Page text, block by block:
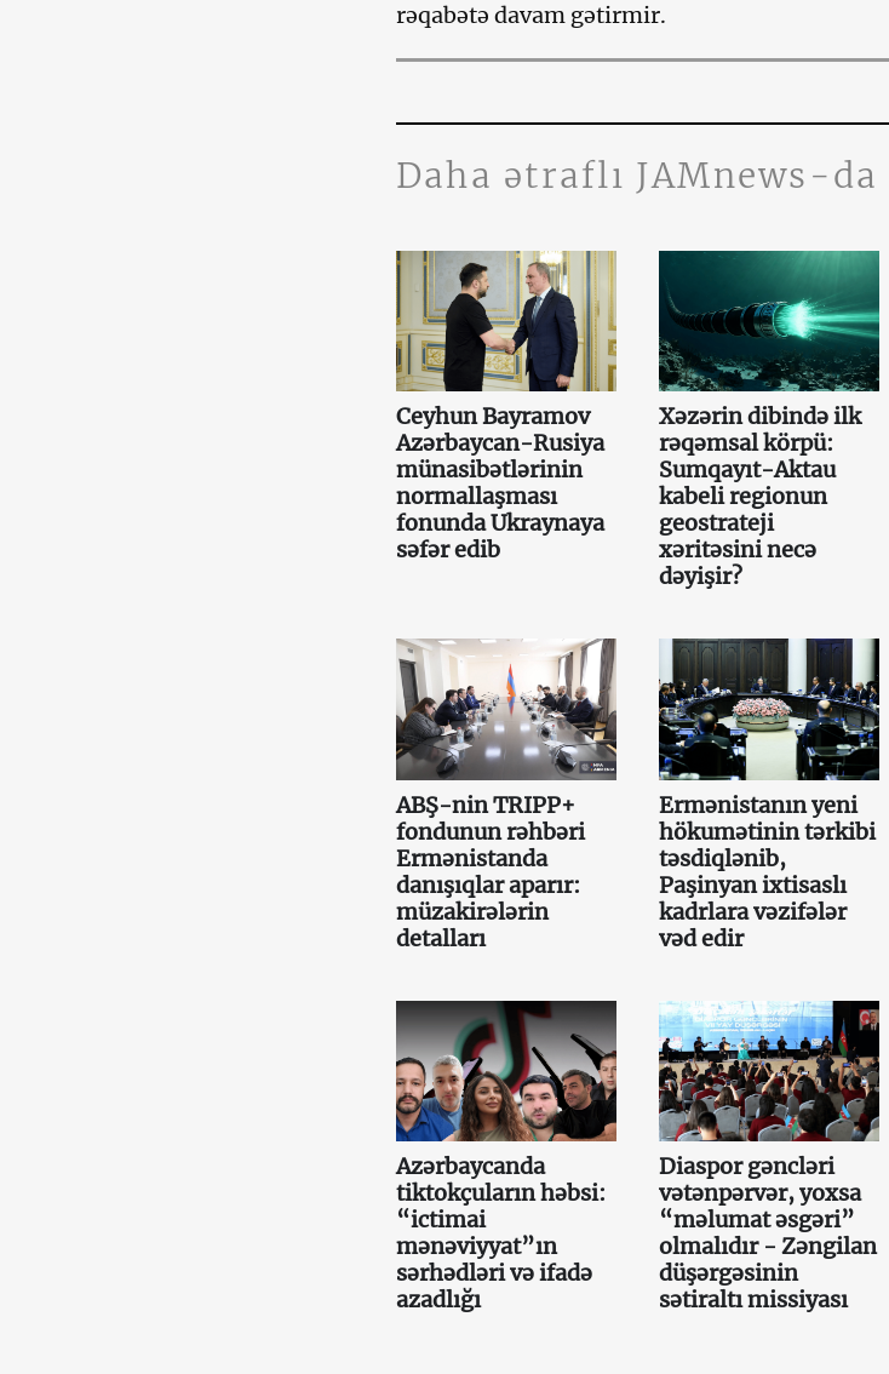
rəqabətə davam gətirmir.
Daha ətraflı JAMnews-da
Ceyhun Bayramov
Azərbaycan-Rusiya
münasibətlərinin
normallaşması
fonunda Ukraynaya
səfər edib
Xəzərin dibində ilk
rəqəmsal körpü:
Sumqayıt-Aktau
kabeli regionun
geostrateji
xəritəsini necə
dəyişir?
ABŞ-nin TRIPP+
fondunun rəhbəri
Ermənistanda
danışıqlar aparır:
müzakirələrin
detalları
Ermənistanın yeni
hökumətinin tərkibi
təsdiqlənib,
Paşinyan ixtisaslı
kadrlara vəzifələr
vəd edir
Azərbaycanda
tiktokçuların həbsi:
“ictimai
mənəviyyat”ın
sərhədləri və ifadə
azadlığı
Diaspor gəncləri
vətənpərvər, yoxsa
“məlumat əsgəri”
olmalıdır - Zəngilan
düşərgəsinin
sətiraltı missiyası